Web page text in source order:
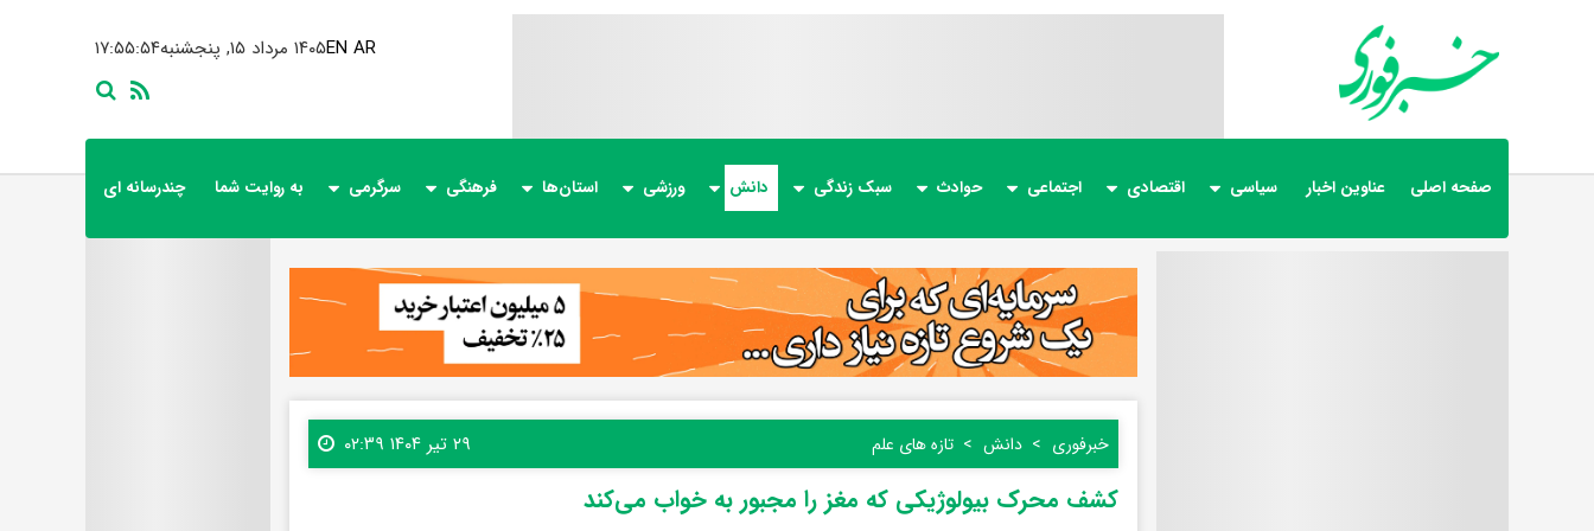
۱۷:۵۵:۵۵ ۱۴۰۵ مرداد ۱۵, پنجشنبهEN AR
صفحه اصلی عناوین اخبار سیاسی اقتصادی اجتماعی حوادث سبک زندگی دانش ورزشی استان‌ها فرهنگی سرگرمی به روایت شما چندرسانه ای
خبرفوری دانش تازه های علم ۲۹ تیر ۱۴۰۴ ۰۲:۳۹
کشف محرک بیولوژیکی که مغز را مجبور به خواب می‌کند